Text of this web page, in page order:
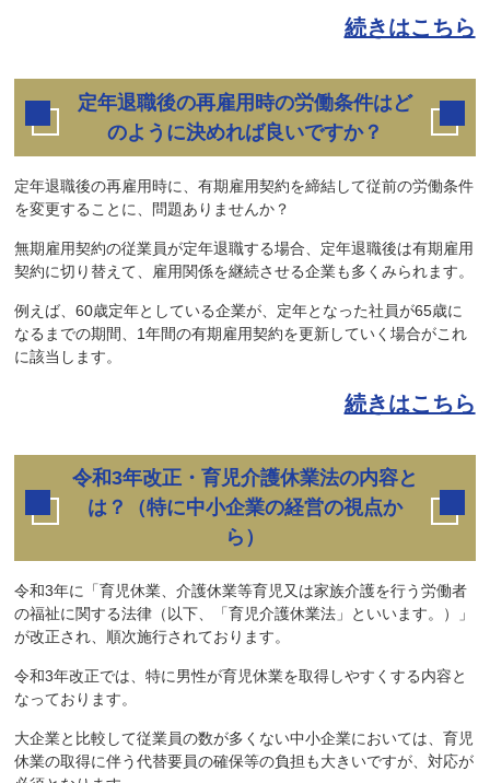
続きはこちら
定年退職後の再雇用時の労働条件はど
のように決めれば良いですか？
定年退職後の再雇用時に、有期雇用契約を締結して従前の労働条件
を変更することに、問題ありませんか？
無期雇用契約の従業員が定年退職する場合、定年退職後は有期雇用
契約に切り替えて、雇用関係を継続させる企業も多くみられます。
例えば、60歳定年としている企業が、定年となった社員が65歳に
なるまでの期間、1年間の有期雇用契約を更新していく場合がこれ
に該当します。
続きはこちら
令和3年改正・育児介護休業法の内容と
は？（特に中小企業の経営の視点か
ら）
令和3年に「育児休業、介護休業等育児又は家族介護を行う労働者
の福祉に関する法律（以下、「育児介護休業法」といいます。）」
が改正され、順次施行されております。
令和3年改正では、特に男性が育児休業を取得しやすくする内容と
なっております。
大企業と比較して従業員の数が多くない中小企業においては、育児
休業の取得に伴う代替要員の確保等の負担も大きいですが、対応が